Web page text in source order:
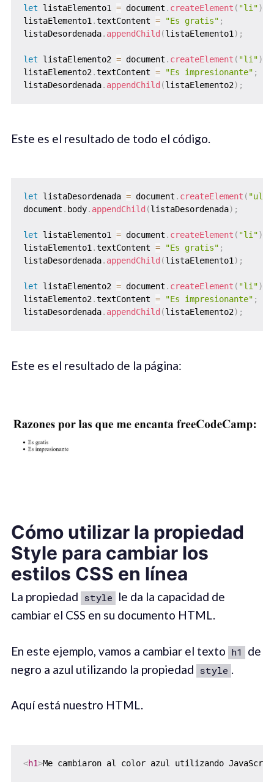
let listaElemento1 = document . createElement ( "li")
listaElemento1 .textContent = "Es gratis" ;
listaDesordenada. appendChild (listaElemento1 ) ;
let listaElemento2 = document . createElement ( "li")
listaElemento2.textContent = "Es impresionante" ;
listaDesordenada. appendChild (listaElemento2) ;
Este es el resultado de todo el código.
let listaDesordenada = document . createElement ( "ul"
document . body. appendChild (listaDesordenada) ;
let listaElemento1 = document . createElement ( "li")
listaElemento1 .textContent = "Es gratis" ;
listaDesordenada. appendChild (listaElemento1 ) ;
let listaElemento2 = document . createElement ( "li")
listaElemento2.textContent = "Es impresionante" ;
listaDesordenada. appendChild (listaElemento2) ;
Este es el resultado de la página:
Cómo utilizar la propiedad
Style para cambiar los
estilos CSS en línea
La propiedad style le da la capacidad de
cambiar el CSS en su documento HTML.
En este ejemplo, vamos a cambiar el texto h1
de
negro a azul utilizando la propiedad style .
Aquí está nuestro HTML.
<h1>Me cambiaron al color azul utilizando